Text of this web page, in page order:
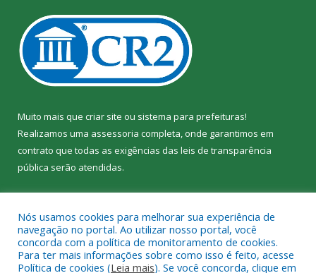
Muito mais que criar site ou sistema para prefeituras!
Realizamos uma assessoria completa, onde garantimos em
contrato que todas as exigências das leis de transparência
pública serão atendidas.
Nós usamos cookies para melhorar sua experiência de
navegação no portal. Ao utilizar nosso portal, você
concorda com a política de monitoramento de cookies.
Para ter mais informações sobre como isso é feito, acesse
Política de cookies (Leia mais). Se você concorda, clique em